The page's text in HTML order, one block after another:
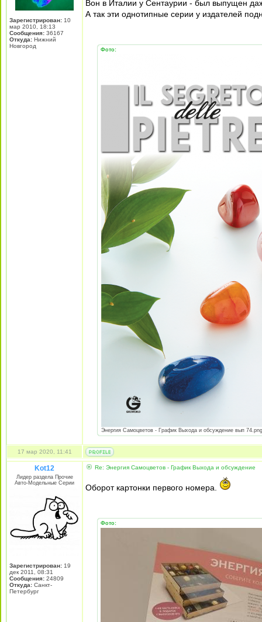
Зарегистрирован: 10
мар 2010, 18:13
Сообщения: 36167
Откуда: Нижний
Новгород
Вон в Италии у Сентаурии - был выпущен
А так эти однотипные серии у издателей
Фото:
Энергия Самоцветов - График Выхода и обсуждение вып
17 мар 2020, 11:41
Kot12
Лидер раздела Прочие
Авто-Модельные Серии
Зарегистрирован: 19
дек 2011, 08:31
Сообщения: 24809
Откуда: Санкт-
Петербург
Re: Энергия Самоцветов - График Выхода и обсуждение
Оборот картонки первого номера.
Фото: